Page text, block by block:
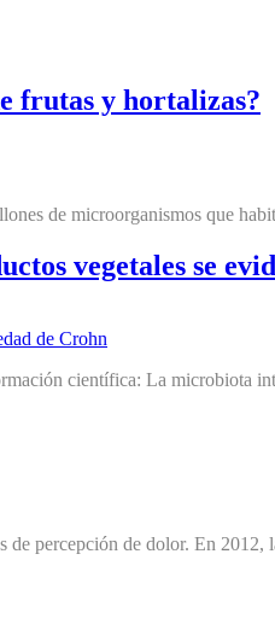
frutas y hortalizas?
de microorganismos que
vegetales se
científica: La microbiota
de percepción de dolor. En